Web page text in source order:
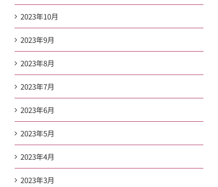
2023年10月
2023年9月
2023年8月
2023年7月
2023年6月
2023年5月
2023年4月
2023年3月